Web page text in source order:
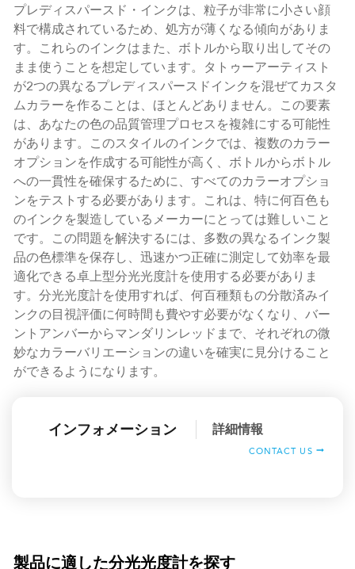
プレディスパースド・インクは、粒子が非常に小さい顔
料で構成されているため、処方が薄くなる傾向がありま
す。これらのインクはまた、ボトルから取り出してその
まま使うことを想定しています。タトゥーアーティスト
が2つの異なるプレディスパースドインクを混ぜてカスタ
ムカラーを作ることは、ほとんどありません。この要素
は、あなたの色の品質管理プロセスを複雑にする可能性
があります。このスタイルのインクでは、複数のカラー
オプションを作成する可能性が高く、ボトルからボトル
への一貫性を確保するために、すべてのカラーオプショ
ンをテストする必要があります。これは、特に何百色も
のインクを製造しているメーカーにとっては難しいこと
です。この問題を解決するには、多数の異なるインク製
品の色標準を保存し、迅速かつ正確に測定して効率を最
適化できる卓上型分光光度計を使用する必要がありま
す。分光光度計を使用すれば、何百種類もの分散済みイ
ンクの目視評価に何時間も費やす必要がなくなり、バー
ントアンバーからマンダリンレッドまで、それぞれの微
妙なカラーバリエーションの違いを確実に見分けること
ができるようになります。
インフォメーション 詳細情報
CONTACT US
製品に適した分光光度計を探す